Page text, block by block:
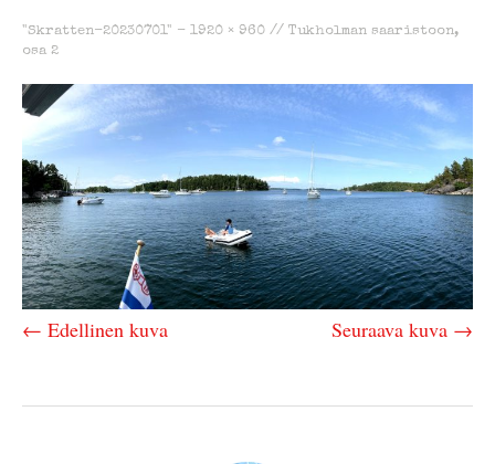
"Skratten-20230701" - 1920 × 960 // Tukholman saaristoon,
osa 2
← Edellinen kuva Seuraava kuva →